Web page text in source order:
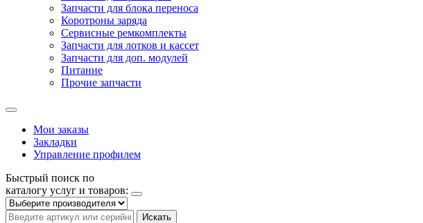
Запчасти для блока переноса
Коротроны заряда
Сервисные ремкомплекты
Запчасти для лотков и кассет
Запчасти для доп. модулей
Питание
Прочие запчасти
Мои заказы
Закладки
Управление профилем
Быстрый поиск по
каталогу услуг и товаров:
Искать